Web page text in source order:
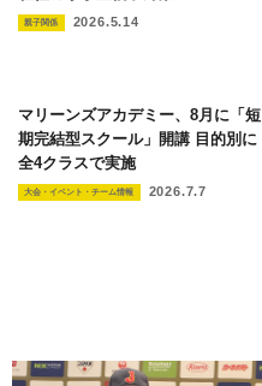
親子関係 2026.5.14
マリーンズアカデミー、8月に「短
期完結型スクール」開講 目的別に
全4クラスで実施
大会・イベント・チーム情報 2026.7.7